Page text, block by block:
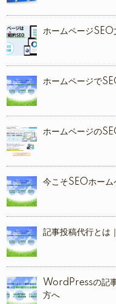
ホームページSEO
ホームページで
ホームページの
今こそSEOホーム
記事投稿代行とは
WordPressの記
方へ